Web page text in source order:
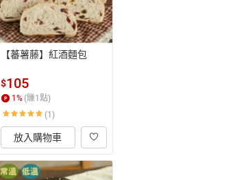
【蕃薯藤】紅酒麵包
$105
1% (賺1點)
(1)
放入購物車